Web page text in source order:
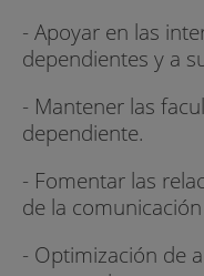
- Apoyar en las
dependientes y a
- Mantener las
dependiente.
- Fomentar las
de la
- Optimización de